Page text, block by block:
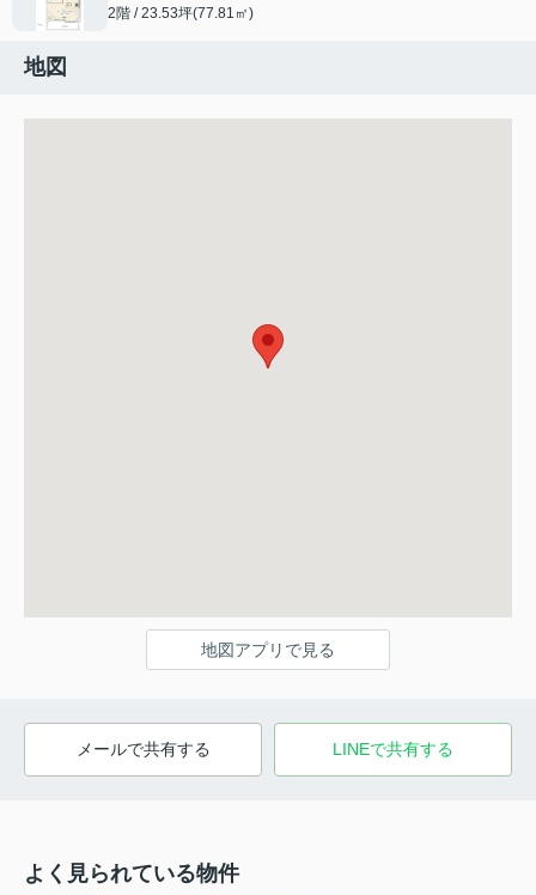
2階 / 23.53坪(77.81㎡)
地図
地図アプリで見る
メールで共有する LINEで共有する
よく見られている物件